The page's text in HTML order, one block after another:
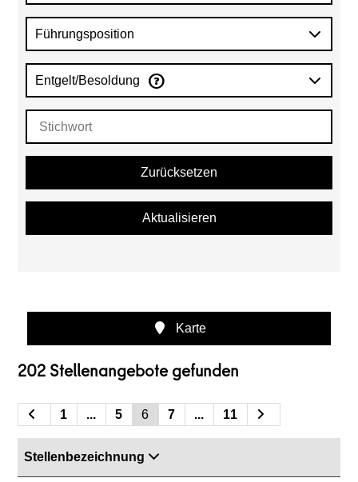
Führungsposition
Entgelt/Besoldung
Zurücksetzen
Aktualisieren
Karte
202 Stellenangebote gefunden
1 ... 5 6 7 ... 11
Stellenbezeichnung